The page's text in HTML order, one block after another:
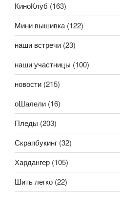
КиноКлуб (163)
Мини вышивка(122)
наши встречи (23)
наши участницы (100)
новости (215)
оШалели (16)
Пледы (203)
Скрапбукинг (32)
Хардангер (105)
Шить легко (22)